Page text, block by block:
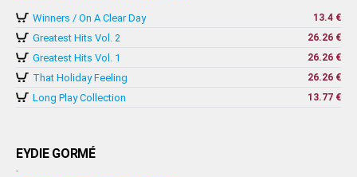
Winners / On A Clear Day 13.4 €
Greatest Hits Vol. 2 26.26 €
Greatest Hits Vol. 1 26.26 €
That Holiday Feeling 26.26 €
Long Play Collection 13.77 €
EYDIE GORMÉ
-